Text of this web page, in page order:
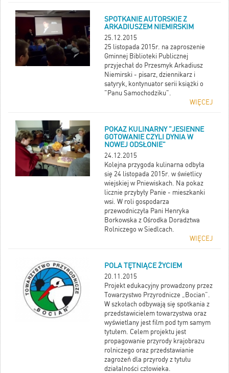
SPOTKANIE AUTORSKIE Z
ARKADIUSZEM NIEMIRSKIM
25.12.2015
25 listopada 2015r. na zaproszenie
Gminnej Biblioteki Publicznej
przyjechał do Przesmyk Arkadiusz
Niemirski - pisarz, dziennikarz i
satyryk, kontynuator serii książki o
"Panu Samochodziku".
WIĘCEJ
POKAZ KULINARNY "JESIENNE
GOTOWANIE CZYLI DYNIA W
NOWEJ ODSŁONIE"
24.12.2015
Kolejna przygoda kulinarna odbyła
się 24 listopada 2015r. w świetlicy
wiejskiej w Pniewiskach. Na pokaz
licznie przybyły Panie - mieszkanki
wsi. W roli gospodarza
przewodniczyła Pani Henryka
Borkowska z Ośrodka Doradztwa
Rolniczego w Siedlcach.
WIĘCEJ
POLA TĘTNIĄCE ŻYCIEM
20.11.2015
Projekt edukacyjny prowadzony przez
Towarzystwo Przyrodnicze „Bocian”.
W szkołach odbywają się spotkania z
przedstawicielem towarzystwa oraz
wyświetlany jest film pod tym samym
tytułem. Celem projektu jest
propagowanie przyrody krajobrazu
rolniczego oraz przedstawianie
zagrożeń dla przyrody z tytułu
działalności człowieka.